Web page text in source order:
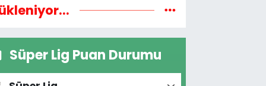
Süper Lig Puan Durumu